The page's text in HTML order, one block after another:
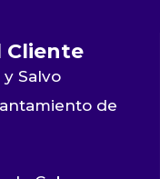
Cliente
Salvo
de